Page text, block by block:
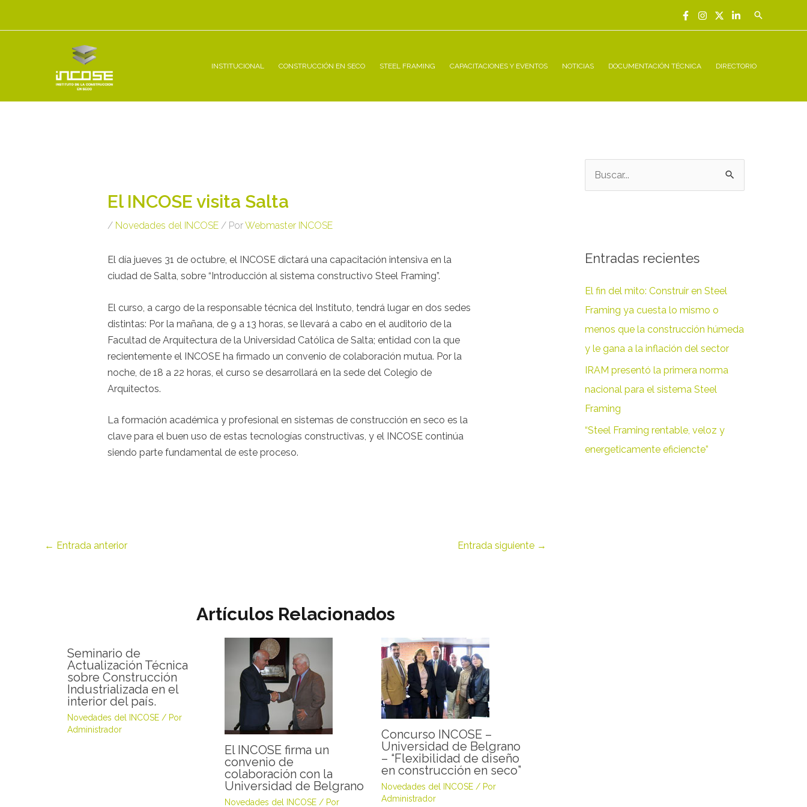
Buscar
INSTITUCIONAL CONSTRUCCIÓN EN SECO STEEL FRAMING CAPACITACIONES Y EVENTOS NOTICIAS DOCUMENTACIÓN TÉCNICA DIRECTORIO
El INCOSE visita Salta
/ Novedades del INCOSE/ PorWebmaster INCOSE
El día jueves 31 de octubre, el INCOSE dictará una capacitación intensiva en la
ciudad de Salta, sobre “Introducción al sistema constructivo Steel Framing”.
El curso, a cargo de la responsable técnica del Instituto, tendrá lugar en dos sedes
distintas: Por la mañana, de 9 a 13 horas, se llevará a cabo en el auditorio de la
Facultad de Arquitectura de la Universidad Católica de Salta; entidad con la que
recientemente el INCOSE ha firmado un convenio de colaboración mutua. Por la
noche, de 18 a 22 horas, el curso se desarrollará en la sede del Colegio de
Arquitectos.
La formación académica y profesional en sistemas de construcción en seco es la
clave para el buen uso de estas tecnologías constructivas, y el INCOSE continúa
siendo parte fundamental de este proceso.
← Entrada anterior Entrada siguiente →
Artículos Relacionados
Seminario de
Actualización Técnica
sobre Construcción
Industrializada en el
interior del país.
Novedades del INCOSE / Por
Administrador
El INCOSE firma un
convenio de
colaboración con la
Universidad de Belgrano
Novedades del INCOSE/ Por
Concurso INCOSE –
Universidad de Belgrano
– “Flexibilidad de diseño
en construcción en seco”
Novedades del INCOSE / Por
Administrador
a
p
o
r
:
Entradas recientes
El fin del mito: Construir en Steel
Framing ya cuesta lo mismo o
menos que la construcción húmeda
y le gana a la inflación del sector
IRAM presentó la primera norma
nacional para el sistema Steel
Framing
“Steel Framing rentable, veloz y
energeticamente eficiencte”